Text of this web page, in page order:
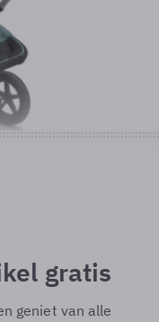
gratis
geniet van alle